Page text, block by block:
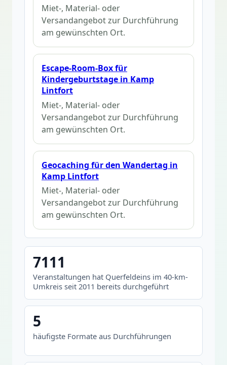
Miet-, Material- oder
Versandangebot zur Durchführung
am gewünschten Ort.
Escape-Room-Box für
Kindergeburtstage in Kamp
Lintfort
Miet-, Material- oder
Versandangebot zur Durchführung
am gewünschten Ort.
Geocaching für den Wandertag in
Kamp Lintfort
Miet-, Material- oder
Versandangebot zur Durchführung
am gewünschten Ort.
7111
Veranstaltungen hat Querfeldeins im 40-km-
Umkreis seit 2011 bereits durchgeführt
5
häufigste Formate aus Durchführungen